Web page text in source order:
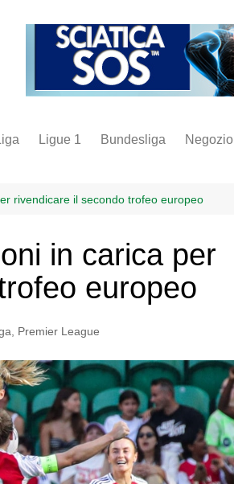
Ligue 1 Bundesliga Negozio
inter
napoli
vintage
rivendicare il secondo trofeo europeo
in carica per
europeo
Premier League